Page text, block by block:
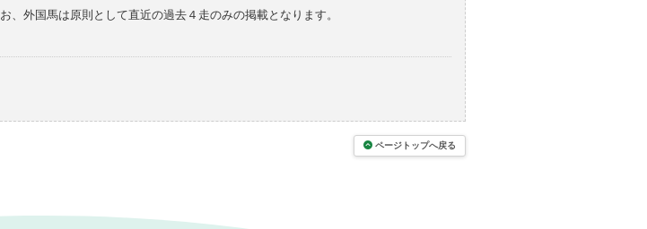
外国馬は原則として直近の過去４走のみの掲載となります。
ページトップへ戻る